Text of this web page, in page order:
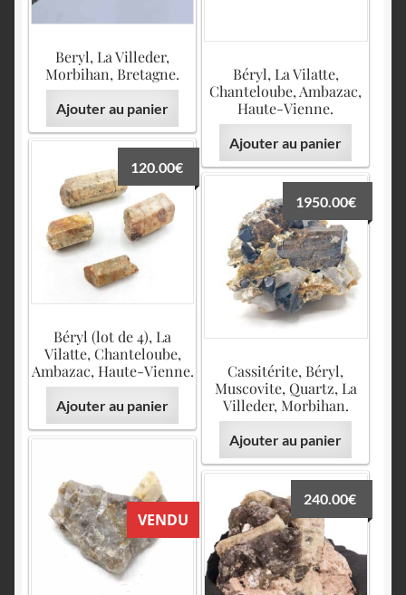
Beryl, La Villeder,
Morbihan, Bretagne.
Ajouter au panier
Béryl, La Vilatte,
Chanteloube, Ambazac,
Haute-Vienne.
Ajouter au panier
Béryl (lot de 4), La
Vilatte, Chanteloube,
Ambazac, Haute-Vienne.
120.00€
Ajouter au panier
Cassitérite, Béryl,
Muscovite, Quartz, La
Villeder, Morbihan.
1950.00€
Ajouter au panier
VENDU
240.00€